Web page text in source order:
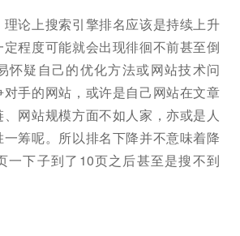
论上搜索引擎排名应该是持续上升
程度可能就会出现徘徊不前甚至倒
怀疑自己的优化方法或网站技术问
手的网站，或许是自己网站在文章
网站规模方面不如人家，亦或是人
筹呢。所以排名下降并不意味着降
一下子到了10页之后甚至是搜不到